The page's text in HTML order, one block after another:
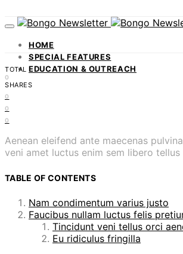
HOME
SPECIAL FEATURES
EDUCATION & OUTREACH
TOTAL
0
SHARES
0
0
0
Aenean eleifend ante maecenas
veni amet luctus enim sem libero
TABLE OF CONTENTS
Nam condimentum varius justo
Faucibus nullam luctus felis
Tincidunt veni tellus orci
Eu ridiculus fringilla